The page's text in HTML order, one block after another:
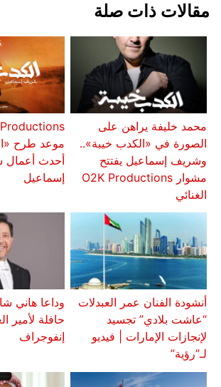
مقالات ذات صلة
محمد خليفة يراهن على
الصورة في «الكدب خيبة»..
وشريف إسماعيل يفتتح
مشوار O2K Productions
الغنائي
موعد طرح
أحدث
إسماعيل
أنشودة الفنان عمر العبدلات
“عاشت بلادي” تجسيد
لإنجازات الإمارات | فيديو
لـ”رؤية”
وداعا هاني
حافلة لأمير
إنفوجراف